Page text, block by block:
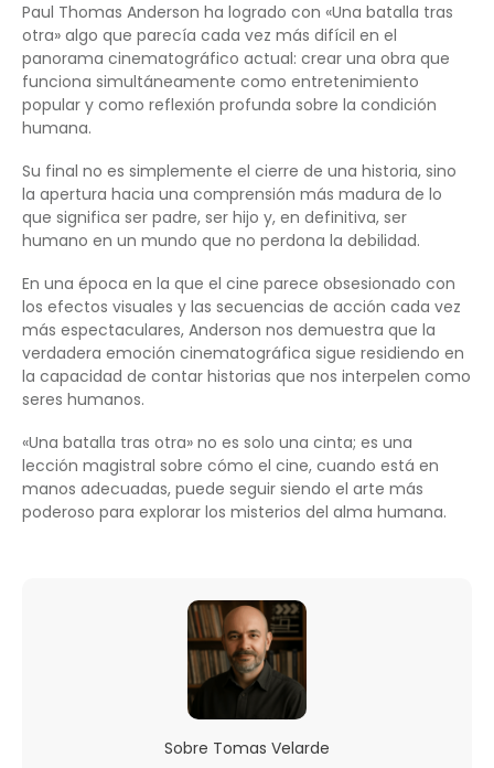
Paul Thomas Anderson ha logrado con «Una batalla tras
otra» algo que parecía cada vez más difícil en el
panorama cinematográfico actual: crear una obra que
funciona simultáneamente como entretenimiento
popular y como reflexión profunda sobre la condición
humana.
Su final no es simplemente el cierre de una historia, sino
la apertura hacia una comprensión más madura de lo
que significa ser padre, ser hijo y, en definitiva, ser
humano en un mundo que no perdona la debilidad.
En una época en la que el cine parece obsesionado con
los efectos visuales y las secuencias de acción cada vez
más espectaculares, Anderson nos demuestra que la
verdadera emoción cinematográfica sigue residiendo en
la capacidad de contar historias que nos interpelen como
seres humanos.
«Una batalla tras otra» no es solo una cinta; es una
lección magistral sobre cómo el cine, cuando está en
manos adecuadas, puede seguir siendo el arte más
poderoso para explorar los misterios del alma humana.
Sobre Tomas Velarde